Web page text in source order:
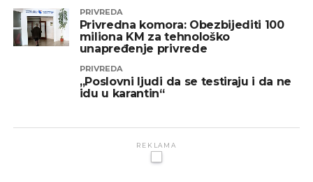
PRIVREDA
Privredna komora: Obezbijediti 100
miliona KM za tehnološko
unapređenje privrede
PRIVREDA
„Poslovni ljudi da se testiraju i da ne
idu u karantin“
REKLAMA